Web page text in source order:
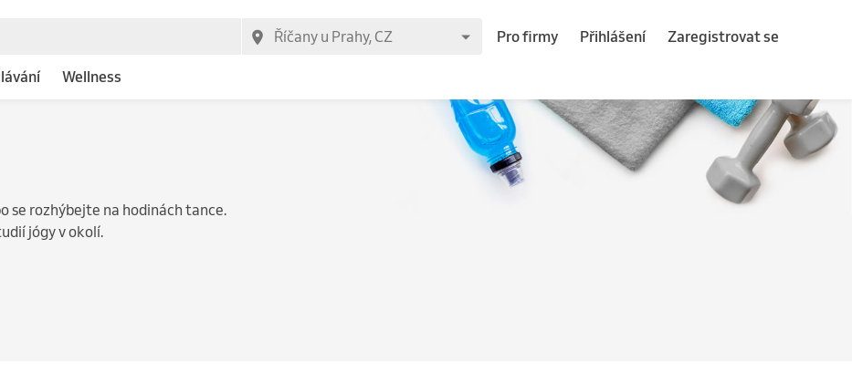
Pro firmy Přihlášení Zaregistrovat se
Wellness
se rozhýbejte na hodinách tance.
jógy v okolí.